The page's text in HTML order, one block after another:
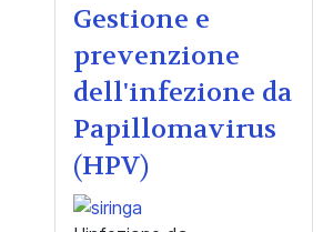
Gestione e
prevenzione
dell'infezione da
Papillomavirus
(HPV)